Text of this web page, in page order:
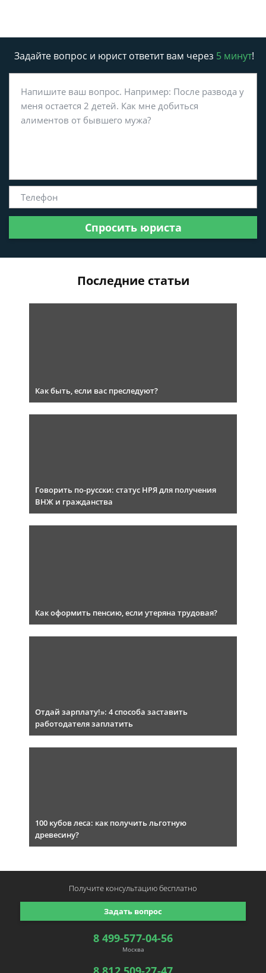
Задайте вопрос и юрист ответит вам через 5 минут!
Спросить юриста
Последние статьи
Как быть, если вас преследуют?
Говорить по-русски: статус НРЯ для получения
ВНЖ и гражданства
Как оформить пенсию, если утеряна трудовая?
Отдай зарплату!»: 4 способа заставить
работодателя заплатить
100 кубов леса: как получить льготную
древесину?
8 499-577-04-56
Москва
Задать вопрос
Получите консультациюбесплатно